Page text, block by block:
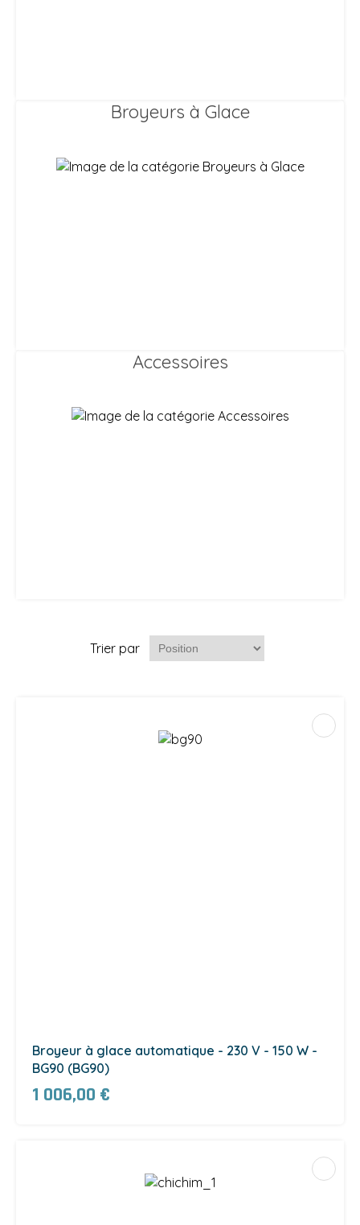
Broyeurs à Glace
Accessoires
Trier par
Broyeur à glace automatique - 230 V - 150 W -
BG90 (BG90)
1 006,00 €